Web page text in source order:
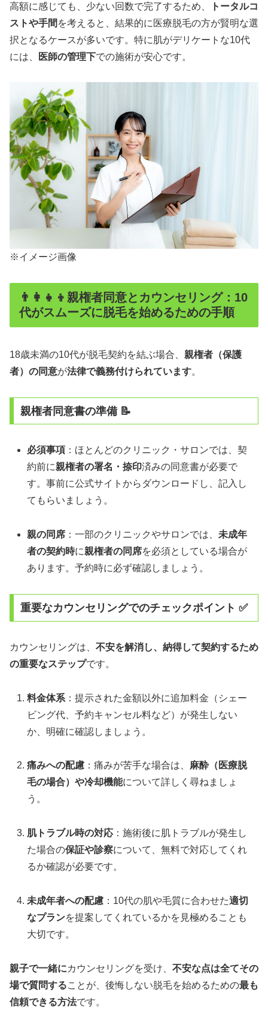
高額に感じても、少ない回数で完了するため、
トータルコ
ストや手間 を考えると、結果的に医療脱毛の方が賢明な選
択となるケースが多いです。特に肌がデリケートな10代
には、
医師の管理下での施術が安心です。
※イメージ画像
👨‍👩‍👧‍👦親権者同意とカウンセリング：10
代がスムーズに脱毛を始めるための手順
18歳未満の10代が脱毛契約を結ぶ場合、 親権者（保護
者）の同意が法律で義務付けられています。
親権者同意書の準備 📝
必須事項 ：ほとんどのクリニック・サロンでは、契
約前に親権者の署名・捺印済みの同意書が必要で
す。事前に公式サイトからダウンロードし、記入し
てもらいましょう。
親の同席 ：一部のクリニックやサロンでは、未成年
者の契約時に親権者の同席を必須としている場合が
あります。予約時に必ず確認しましょう。
重要なカウンセリングでのチェックポイント ✅
カウンセリングは、 不安を解消し、納得して契約するため
の重要なステップです。
料金体系 ：提示された金額以外に追加料金（シェー
ビング代、予約キャンセル料など）が発生しない
か、明確に確認しましょう。
痛みへの配慮 ：痛みが苦手な場合は、 麻酔（医療脱
毛の場合）や冷却機能について詳しく尋ねましょ
う。
肌トラブル時の対応 ：施術後に肌トラブルが発生し
た場合の保証や診察について、無料で対応してくれ
るか確認が必要です。
未成年者への配慮 ：10代の肌や毛質に合わせた適切
なプランを提案してくれているかを見極めることも
大切です。
親子で一緒にカウンセリングを受け、 不安な点は全てその
場で質問することが、後悔しない脱毛を始めるための最も
信頼できる方法です。